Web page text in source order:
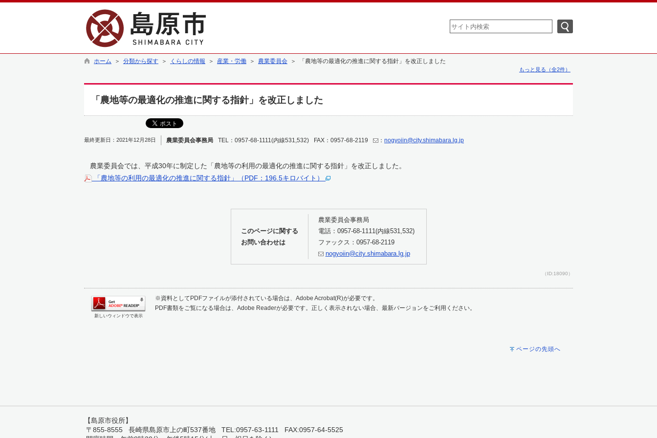
ホーム ＞ 分類から探す ＞ くらしの情報 ＞ 産業・労働 ＞ 農業委員会 ＞ 「農地等の最適化の推進に関する指針」を改正しました
もっと見る（全2件）
「農地等の最適化の推進に関する指針」を改正しました
最終更新日：2021年12月28日 農業委員会事務局 TEL：0957-68-1111(内線531,532) FAX：0957-68-2119 ： nogyoiin@city.shimabara.lg.jp
農業委員会では、平成30年に制定した「農地等の利用の最適化の推進に関する指針」を改正しました。
「農地等の利用の最適化の推進に関する指針」（PDF：196.5キロバイト）
このページに関する
お問い合わせは
農業委員会事務局
電話：0957-68-1111(内線531,532)
ファックス：0957-68-2119
nogyoiin@city.shimabara.lg.jp
（ID:18090）
新しいウィンドウで表示
※資料としてPDFファイルが添付されている場合は、Adobe Acrobat(R)が必要です。
PDF書類をご覧になる場合は、Adobe Readerが必要です。正しく表示されない場合、最新バージョンをご利用ください。
ページの先頭へ
【島原市役所】
〒855-8555 長崎県島原市上の町537番地 TEL:0957-63-1111 FAX:0957-64-5525